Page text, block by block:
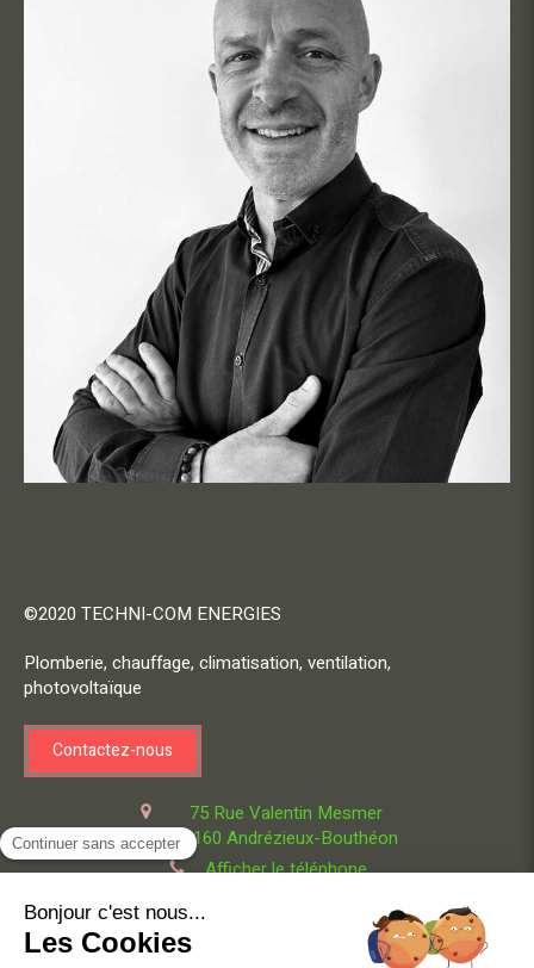
©2020 TECHNI-COM ENERGIES
Plomberie, chauffage, climatisation, ventilation,
photovoltaïque
Contactez-nous
75 Rue Valentin Mesmer
42160 Andrézieux-Bouthéon
Afficher le téléphone
Engagements qualité